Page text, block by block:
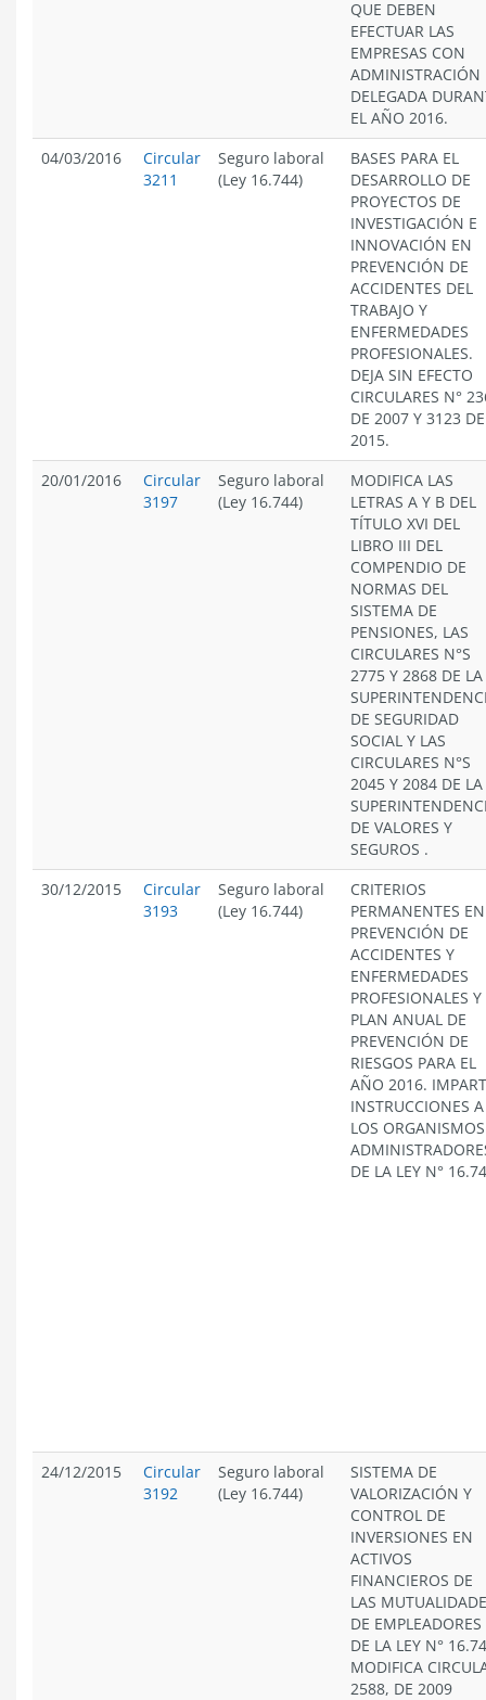
QUE DEBEN
EFECTUAR LAS
EMPRESAS CON
ADMINISTRACIÓN
DELEGADA
EL AÑO 2016.
04/03/2016
Circular
3211
Seguro laboral
(Ley 16.744)
BASES PARA EL
DESARROLLO DE
PROYECTOS DE
INVESTIGACIÓN E
INNOVACIÓN EN
PREVENCIÓN DE
ACCIDENTES DEL
TRABAJO Y
ENFERMEDADES
PROFESIONALES.
DEJA SIN EFECTO
CIRCULARES N°
DE 2007 Y 3123 DE
2015.
20/01/2016
Circular
3197
Seguro laboral
(Ley 16.744)
MODIFICA LAS
LETRAS A Y B DEL
TÍTULO XVI DEL
LIBRO III DEL
COMPENDIO DE
NORMAS DEL
SISTEMA DE
PENSIONES, LAS
CIRCULARES N°S
2775 Y 2868 DE LA
DE SEGURIDAD
SOCIAL Y LAS
CIRCULARES N°S
2045 Y 2084 DE LA
DE VALORES Y
SEGUROS .
30/12/2015
Circular
3193
Seguro laboral
(Ley 16.744)
CRITERIOS
PERMANENTES EN
PREVENCIÓN DE
ACCIDENTES Y
ENFERMEDADES
PROFESIONALES Y
PLAN ANUAL DE
PREVENCIÓN DE
RIESGOS PARA EL
AÑO 2016.
INSTRUCCIONES A
LOS ORGANISMOS
DE LA LEY N°
24/12/2015
Circular
3192
Seguro laboral
(Ley 16.744)
SISTEMA DE
VALORIZACIÓN Y
CONTROL DE
INVERSIONES EN
ACTIVOS
FINANCIEROS DE
LAS
DE EMPLEADORES
DE LA LEY N°
MODIFICA
2588, DE 2009